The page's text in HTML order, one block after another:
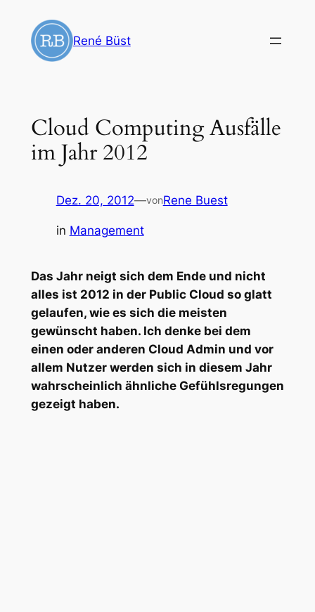
Inhalt
springen
René Büst
Cloud Computing Ausfälle
im Jahr 2012
Dez. 20, 2012—vonRene Buest
in Management
Das Jahr neigt sich dem Ende und nicht
alles ist 2012 in der Public Cloud so glatt
gelaufen, wie es sich die meisten
gewünscht haben. Ich denke bei dem
einen oder anderen Cloud Admin und vor
allem Nutzer werden sich in diesem Jahr
wahrscheinlich ähnliche Gefühlsregungen
gezeigt haben.